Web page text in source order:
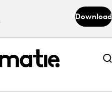
Download
Abonneer nu
Abonneer nu